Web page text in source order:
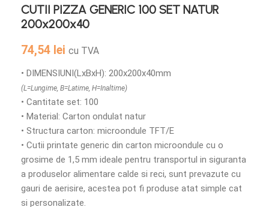
CUTII PIZZA GENERIC 100 SET NATUR
200x200x40
74,54 lei cu TVA
• DIMENSIUNI(LxBxH): 200x200x40mm
(L=Lungime, B=Latime, H=Inaltime)
• Cantitate set: 100
• Material: Carton ondulat natur
• Structura carton: microondule TFT/E
• Cutii printate generic din carton microondule cu o
grosime de 1,5 mm ideale pentru transportul in siguranta
a produselor alimentare calde si reci, sunt prevazute cu
gauri de aerisire, acestea pot fi produse atat simple cat
si personalizate.